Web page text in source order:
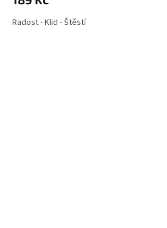
Radost - Klid - Štěstí